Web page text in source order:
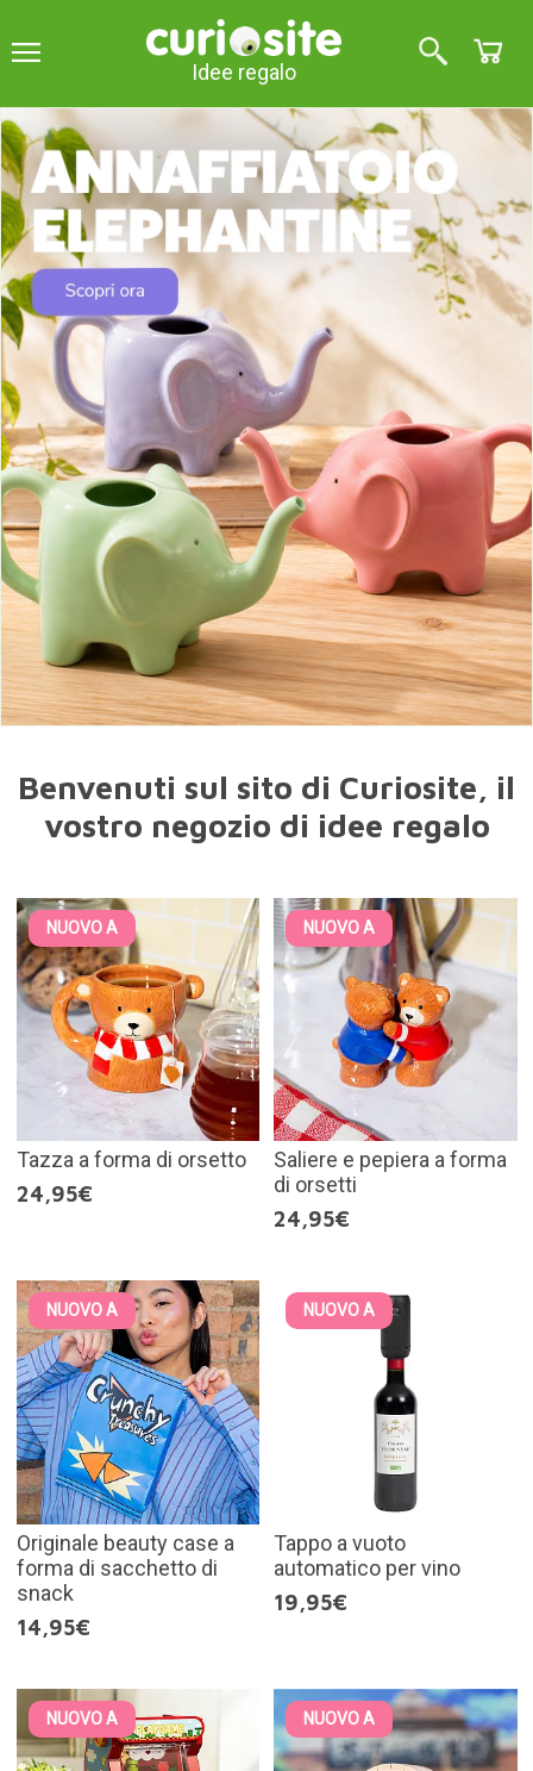
Idee regalo
Benvenuti sul sito di Curiosite, il
vostro negozio di idee regalo
NUOVO A
Tazza a forma di orsetto
24,95€
NUOVO A
Saliere e pepiera a forma
di orsetti
24,95€
NUOVO A
Originale beauty case a
forma di sacchetto di
snack
14,95€
NUOVO A
Tappo a vuoto
automatico per vino
19,95€
NUOVO A NUOVO A